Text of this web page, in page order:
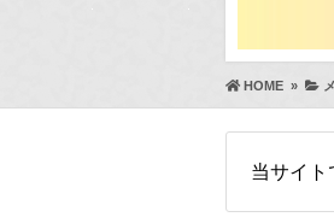
HOME »
当サイト